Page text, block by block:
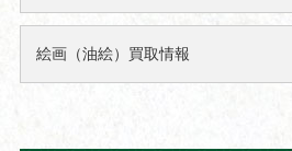
絵画（油絵）買取情報